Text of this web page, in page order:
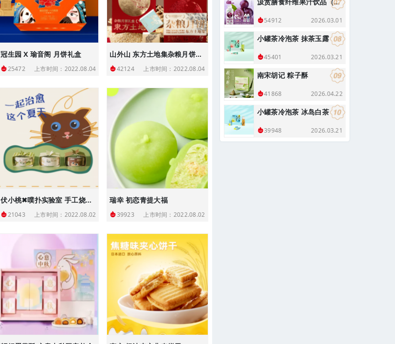
冠生园 X 瑜音阁 月饼礼盒
25472 上市时间：2022.08.04
山外山 东方土地集杂粮月饼礼盒
42124 上市时间：2022.08.04
伏小桃✖噗扑实验室 手工烧罐头
21043 上市时间：2022.08.02
瑞幸 初恋青提大福
39923 上市时间：2022.08.02
54912 2026.03.01
小罐茶冷泡茶 抹茶玉露
45401 2026.03.21
南宋胡记 粽子酥
41868 2026.04.22
小罐茶冷泡茶 冰岛白茶
39948 2026.03.21